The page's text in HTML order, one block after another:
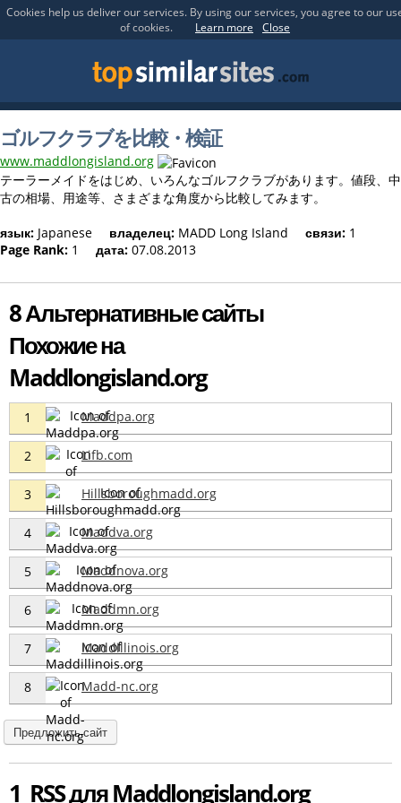
Cookies help us deliver our services. By using our services, you agree to our
of cookies.
Learn more Close
ゴルフクラブを比較・検証
www.maddlongisland.org
テーラーメイドをはじめ、いろんなゴルフクラブがあります。値段、中
古の相場、用途等、さまざまな角度から比較してみます。
язык: Japanese владелец: MADD Long Island связи: 1
Page Rank: 1 дата: 07.08.2013
8 Альтернативные сайты
Похожие на
Maddlongisland.org
1 Maddpa.org
2 Lifb.com
3 Hillsboroughmadd.org
4 Maddva.org
5 Maddnova.org
6 Maddmn.org
7 Maddillinois.org
8 Madd-nc.org
Предложить сайт
1 RSS для Maddlongisland.org